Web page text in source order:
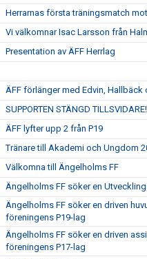
Herrarnas första träningsmatch
Vi välkomnar Isac Larsson från
Presentation av ÄFF Herrlag
ÄFF förlänger med Edvin, Hallbäck
SUPPORTEN STÄNGD TILLSVIDARE!
ÄFF lyfter upp 2 från P19
Tränare till Akademi och Ungdom
Välkomna till Ängelholms FF
Ängelholms FF söker en
Ängelholms FF söker en driven
föreningens P19-lag
Ängelholms FF söker en driven
föreningens P17-lag